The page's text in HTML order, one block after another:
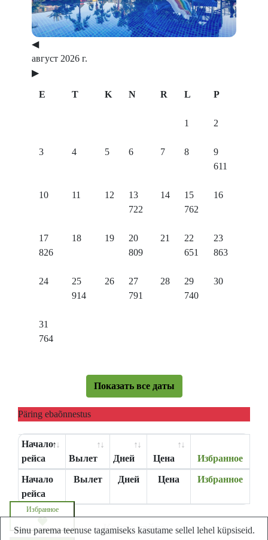
◀
август 2026 г.
▶
E T K N R L P
1 2
3 4 5 6 7 8
9
611
10 11 12
13
722
14
15
762
16
17
826
18 19
20
809
21
22
651
23
863
24
25
914
26
27
791
28
29
740
30
31
764
Показать все даты
Päring ebaõnnestus
Начало
рейса
Вылет Дней Цена Избранное
Начало
рейса
Вылет Дней Цена Избранное
Избранное
Карта сайта
Sinu parema teenuse tagamiseks kasutame sellel lehel küpsiseid.